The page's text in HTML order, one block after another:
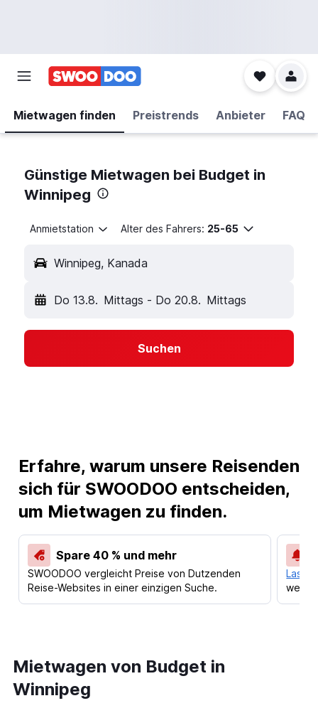
Mietwagen finden Preistrends Anbieter FAQ
Günstige Mietwagen bei Budget in
Winnipeg
Anmietstation Alter des Fahrers: 25-65
Winnipeg, Kanada
Do 13.8. Mittags - Do 20.8. Mittags
Suchen
Erfahre, warum unsere Reisenden
sich für SWOODOO entscheiden,
um Mietwagen zu finden.
Spare 40 % und mehr
SWOODOO vergleicht Preise von Dutzenden
Reise-Websites in einer einzigen Suche.
Lass
Mietwagen von Budget in
Winnipeg